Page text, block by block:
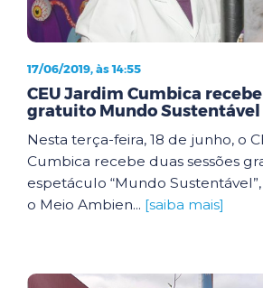
17/06/2019, às 14:55
CEU Jardim Cumbica
gratuito Mundo Sustentável
Nesta terça-feira, 18 de junho, o
Cumbica recebe duas sessões
espetáculo “Mundo
o Meio Ambien... [saiba mais]